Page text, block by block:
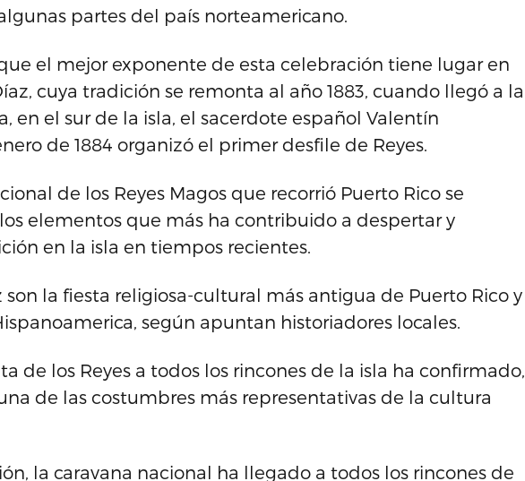
partes del país norteamericano.
el mejor exponente de esta celebración tiene lugar en
cuya tradición se remonta al año 1883, cuando llegó a la
en el sur de la isla, el sacerdote español Valentín
de 1884 organizó el primer desfile de Reyes.
de los Reyes Magos que recorrió Puerto Rico se
elementos que más ha contribuido a despertar y
en la isla en tiempos recientes.
son la fiesta religiosa-cultural más antigua de Puerto Rico y
según apuntan historiadores locales.
de los Reyes a todos los rincones de la isla ha confirmado,
de las costumbres más representativas de la cultura
la caravana nacional ha llegado a todos los rincones de